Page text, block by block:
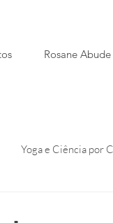
Yoga e Ciência por
Rosane Abude